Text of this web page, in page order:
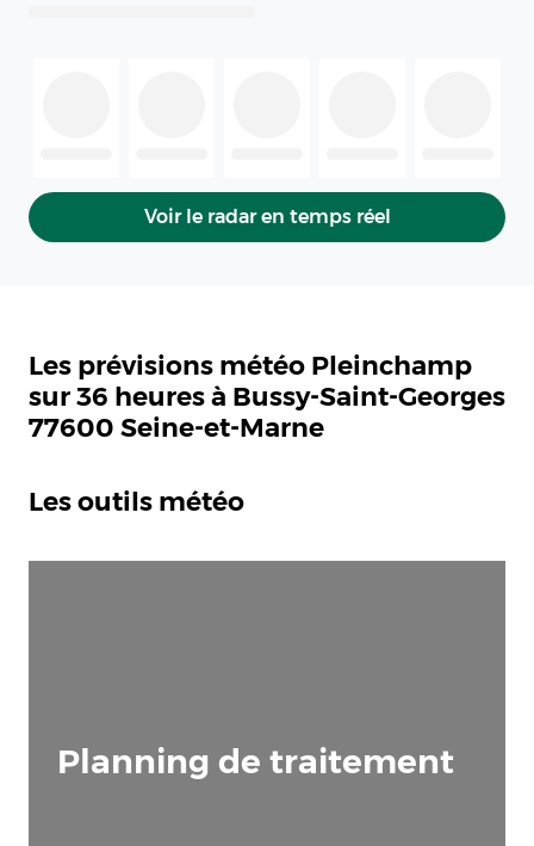
Voir le radar en temps réel
Les prévisions météo Pleinchamp
sur 36 heures à Bussy-Saint-Georges
77600 Seine-et-Marne
Les outils météo
Planning de traitement